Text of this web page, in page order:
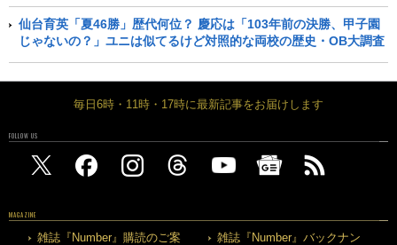
仙台育英「夏46勝」歴代何位？ 慶応は「103年前の決勝、甲子園
じゃないの？」ユニは似てるけど対照的な両校の歴史・OB大調査
毎日6時・11時・17時に最新記事をお届けします
FOLLOW US
MAGAZINE
雑誌『Number』購読のご案
雑誌『Number』バックナン